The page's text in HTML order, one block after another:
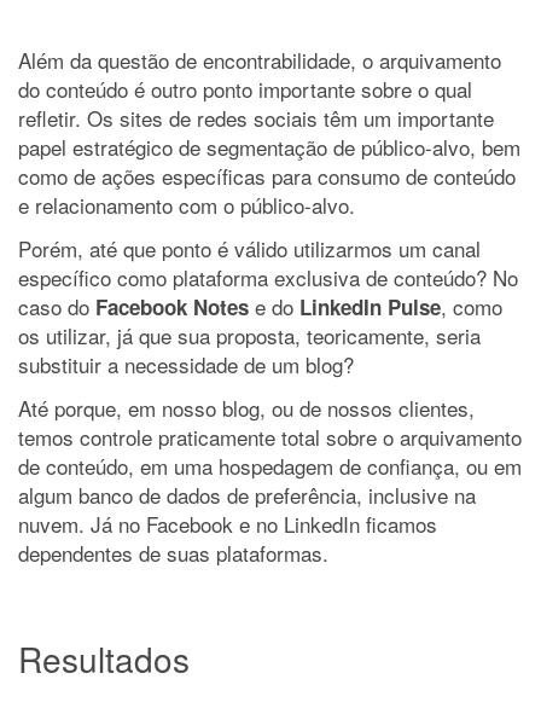
Além da questão de encontrabilidade, o arquivamento
do conteúdo é outro ponto importante sobre o qual
refletir. Os sites de redes sociais têm um importante
papel estratégico de segmentação de público-alvo, bem
como de ações específicas para consumo de conteúdo
e relacionamento com o público-alvo.
Porém, até que ponto é válido utilizarmos um canal
específico como plataforma exclusiva de conteúdo? No
caso do Facebook Notes e do LinkedIn Pulse, como
os utilizar, já que sua proposta, teoricamente, seria
substituir a necessidade de um blog?
Até porque, em nosso blog, ou de nossos clientes,
temos controle praticamente total sobre o arquivamento
de conteúdo, em uma hospedagem de confiança, ou em
algum banco de dados de preferência, inclusive na
nuvem. Já no Facebook e no LinkedIn ficamos
dependentes de suas plataformas.
Resultados